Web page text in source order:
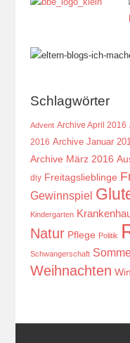
Schlagwörter
Advent Archive April 2016
2016 Archive Januar
Archive März 2016
diy Freitagslieblinge
Gewinnspiel
Kindergarten
Natur Pflege Politik
Schwangerschaft
Weihnachten